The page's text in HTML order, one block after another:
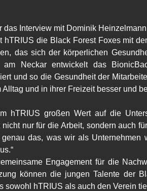
das Interview mit Dominik
hTRIUS die Black Forest Foxes mit
das sich der körperlichen
Neckar entwickelt das
und so die Gesundheit der
und in ihrer Freizeit besser und
hTRIUS großen Wert auf die
nur für die Arbeit, sondern auch
das, was wir als Unternehmen
Engagement für die
können die jungen Talente der
sowohl hTRIUS als auch den Verein